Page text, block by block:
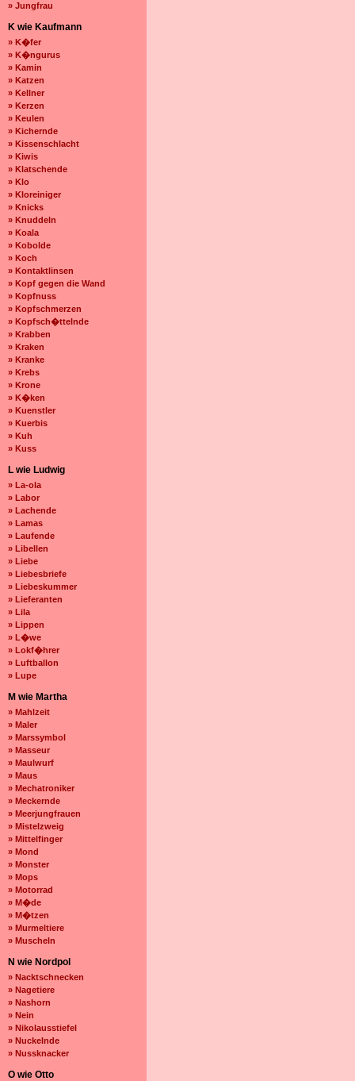
» Jungfrau
K wie Kaufmann
» K�fer
» K�ngurus
» Kamin
» Katzen
» Kellner
» Kerzen
» Keulen
» Kichernde
» Kissenschlacht
» Kiwis
» Klatschende
» Klo
» Kloreiniger
» Knicks
» Knuddeln
» Koala
» Kobolde
» Koch
» Kontaktlinsen
» Kopf gegen die Wand
» Kopfnuss
» Kopfschmerzen
» Kopfsch�ttelnde
» Krabben
» Kraken
» Kranke
» Krebs
» Krone
» K�ken
» Kuenstler
» Kuerbis
» Kuh
» Kuss
L wie Ludwig
» La-ola
» Labor
» Lachende
» Lamas
» Laufende
» Libellen
» Liebe
» Liebesbriefe
» Liebeskummer
» Lieferanten
» Lila
» Lippen
» L�we
» Lokf�hrer
» Luftballon
» Lupe
M wie Martha
» Mahlzeit
» Maler
» Marssymbol
» Masseur
» Maulwurf
» Maus
» Mechatroniker
» Meckernde
» Meerjungfrauen
» Mistelzweig
» Mittelfinger
» Mond
» Monster
» Mops
» Motorrad
» M�de
» M�tzen
» Murmeltiere
» Muscheln
N wie Nordpol
» Nacktschnecken
» Nagetiere
» Nashorn
» Nein
» Nikolausstiefel
» Nuckelnde
» Nussknacker
O wie Otto